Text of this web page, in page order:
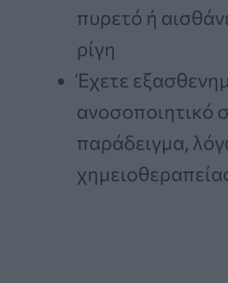
πυρετό ή
ρίγη
Έχετε
ανοσοποιητικό
παράδειγμα,